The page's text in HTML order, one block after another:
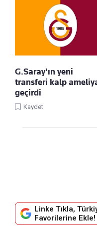
G.Saray'ın yeni
transferi kalp
geçirdi
Kaydet
Linke Tıkla,
Favorilerine Ekle!